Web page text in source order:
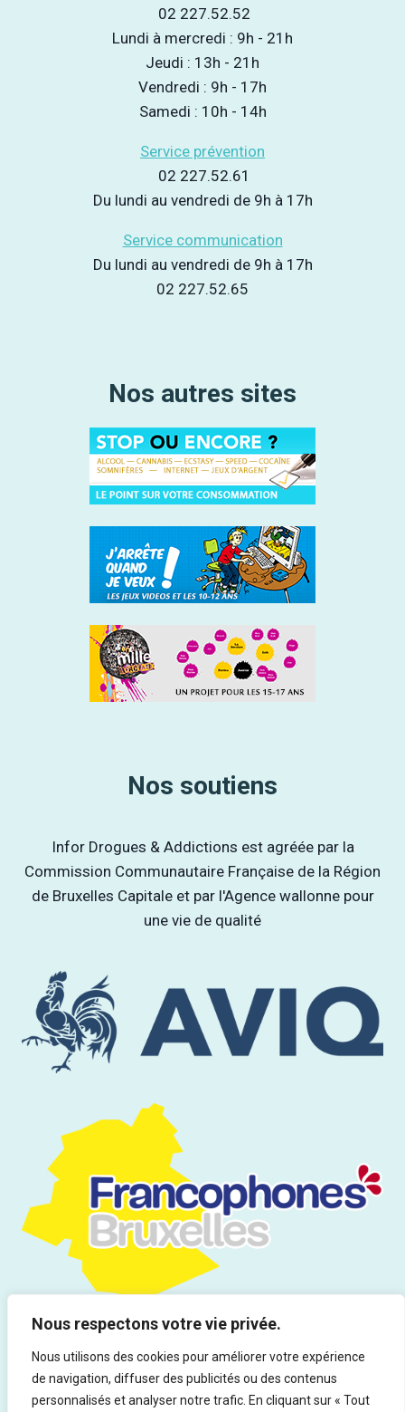
Nous respectons votre vie privée.
Nous utilisons des cookies pour améliorer votre expérience
de navigation, diffuser des publicités ou des contenus
personnalisés et analyser notre trafic. En cliquant sur « Tout
02 227.52.52
Lundi à mercredi : 9h - 21h
Jeudi : 13h - 21h
Vendredi : 9h - 17h
Samedi : 10h - 14h
Service prévention
02 227.52.61
Du lundi au vendredi de 9h à 17h
Service communication
Du lundi au vendredi de 9h à 17h
02 227.52.65
Nos autres sites
Nos soutiens
Infor Drogues & Addictions est agréée par la
Commission Communautaire Française de la Région
de Bruxelles Capitale et par l'Agence wallonne pour
une vie de qualité
Tous droits réservés | Infor Drogues & Addictions asbl - Rue du